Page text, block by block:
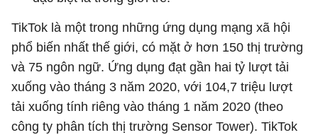
TikTok là một trong những ứng dụng mạng xã hội
phổ biến nhất thế giới, có mặt ở hơn 150 thị trường
và 75 ngôn ngữ. Ứng dụng đạt gần hai tỷ lượt tải
xuống vào tháng 3 năm 2020, với 104,7 triệu lượt
tải xuống tính riêng vào tháng 1 năm 2020 (theo
công ty phân tích thị trường Sensor Tower). TikTok